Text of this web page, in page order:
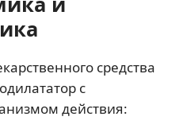
средства
с
действия: